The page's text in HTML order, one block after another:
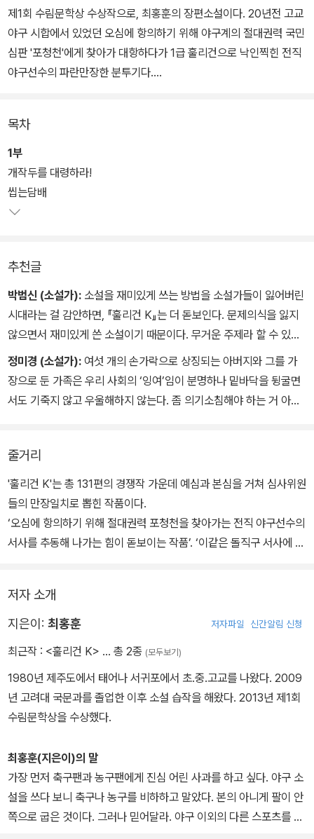
제1회 수림문학상 수상작으로, 최홍훈의 장편소설이다. 20년전 고교
야구 시합에서 있었던 오심에 항의하기 위해 야구계의 절대권력 국민
심판 '포청천'에게 찾아가 대항하다가 1급 훌리건으로 낙인찍힌 전직
야구선수의 파란만장한 분투기다.
해 사회 곳곳에서 벌어지는 불공정을 신랄하게 풍자하면서 야구에 대
한 정보와 언어를 가는 붓으로 세밀화를 그리듯 재치와 위트가 넘치
는 섬세한 문체로 그려낸다.
소설은 훌리건이 아닌 야구에 관한 이야기로 시작되지만 작가는 소수
대권력이라는 지배체제를 유지하기 위해 국민심판 '포청천'의 의도적
이면서 정치적인 오심으로 야구 선수 생명을 마감한 아버지 훌리건 K
의 굴곡진 삶을 통해 시민사회를 위협하는 요소를 없애려는 소수자들
의 저항 방식을 잘 보여주고 있다.
육손투수 K가 훌리건으로 낙인찍히는 과정을 작가는 아들의 목소리
로 유쾌하게 풀어내며 불공정한 사회에서 살아가는 약자들의 대항을
재기발랄하게 이야기속으로 끌고 들어가는 재능을 유감없이 발휘했
목차
1부
개작두를 대령하라!
씹는담배
추천글
박범신 (소설가): 소설을 재미있게 쓰는 방법을 소설가들이 잃어버린
시대라는 걸 감안하면, 『훌리건 K』는 더 돋보인다. 문제의식을 잃지
않으면서 재미있게 쓴 소설이기 때문이다. 무거운 주제라 할 수 있는
지배 권력의 알레고리를 이만큼 유니크하고 흥미진진하게 서술하긴
쉽지 않다. 유쾌하고 슬프고 매끈하다.
정미경 (소설가): 여섯 개의 손가락으로 상징되는 아버지와 그를 가
장으로 둔 가족은 우리 사회의 ‘잉여’임이 분명하나 밑바닥을 뒹굴면
서도 기죽지 않고 우울해하지 않는다. 좀 의기소침해야 하는 거 아
사랑스럽게 여겨지는 것은, 스스로 포기하지 않는 한 그 누구도 이들
을 패배자라고 부를 수 없기 때문이란 걸 자기만의 글쓰기 방식으로
설득해낸 작가의 독창적이고 발랄한 재능 덕분일 것이다.
줄거리
'훌리건 K'는 총 131편의 경쟁작 가운데 예심과 본심을 거쳐 심사위원
들의 만장일치로 뽑힌 작품이다.
‘오심에 항의하기 위해 절대권력 포청천을 찾아가는 전직 야구선수의
서사를 추동해 나가는 힘이 돋보이는 작품’. ‘이같은 돌직구 서사에 야
장할 역량이 돋보이는 작가’ 등의 심사평과 함께 ‘무거운 주제라고 할
수 있는 지배권력의 알레고리를 흥미진진하고 재미있게 풀어낸 소
'훌리건K'는 절대권력을 가진 심판 '판관 포청천'의 잘못된 판정으로
야구선수 생명을 마감한 아버지가 훌리건으로 낙인찍히는 과정을 그
린다. 작가는 아들의 목소리로 시종일관 유쾌하게 이야기를 풀어내며
불공정한 사회 속 소시민의 대항을 그려낸다.
아버지는 고교야구선수 생활을 마감한다. 육손으로 부지런히 투구를
연습했지만 포청천의 절대권력에 눌려 아버지는 찍 소리도 못한 채
판정을 받아들이고 야구를 그만둔다.
포청천의 권위는 절대적이다. 포청천이 죽은 날 프로야구는 물론 동
저자 소개
지은이: 최홍훈 저자파일 신간알림 신청
최근작 : <훌리건 K> … 총 2종 (모두보기)
1980년 제주도에서 태어나 서귀포에서 초.중.고교를 나왔다. 2009
년 고려대 국문과를 졸업한 이후 소설 습작을 해왔다. 2013년 제1회
수림문학상을 수상했다.
최홍훈(지은이)의 말
가장 먼저 축구팬과 농구팬에게 진심 어린 사과를 하고 싶다. 야구 소
설을 쓰다 보니 축구나 농구를 비하하고 말았다. 본의 아니게 팔이 안
쪽으로 굽은 것이다. 그러나 믿어달라. 야구 이외의 다른 스포츠를 모